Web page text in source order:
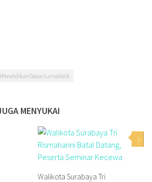
MENYUKAI
1
Walikota Surabaya Tri